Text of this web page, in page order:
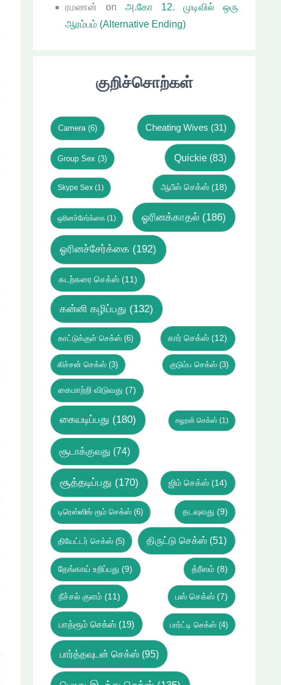
ரமணன் on அ.கோ 12. முடிவில் ஒரு
ஆரம்பம் (Alternative Ending)
குறிச்சொற்கள்
Camera(6) Cheating Wives (31)
Group Sex (3) Quickie(83)
Skype Sex(1) ஆபீஸ் செக்ஸ்(18)
ஒரினச்சேர்க்கை(1) ஓரினக்காதல்(186)
ஓரினச்சேர்க்கை (192)
கடற்கரை செக்ஸ்(11)
கன்னி கழிப்பது (132)
காட்டுக்குள் செக்ஸ் (6) கார் செக்ஸ் (12)
கிச்சன் செக்ஸ் (3) குடும்ப செக்ஸ்(3)
கைமாற்றி விடுவது (7)
கையடிப்பது (180) சலூன் செக்ஸ் (1)
சூடாக்குவது (74)
சூத்தடிப்பது (170) ஜிம் செக்ஸ் (14)
டிரெஸ்ஸிங் ரூம் செக்ஸ் (6) தடவுவது (9)
தியேட்டர் செக்ஸ்(5) திருட்டு செக்ஸ் (51)
தேங்காய் உறிப்பது (9) த்ரீஸம்(8)
நீச்சல் குளம்(11) பஸ் செக்ஸ்(7)
பாத்ரூம் செக்ஸ் (19) பார்ட்டி செக்ஸ் (4)
பார்த்தவுடன் செக்ஸ்(95)